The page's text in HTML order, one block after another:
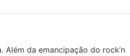
da emancipação do rock’n